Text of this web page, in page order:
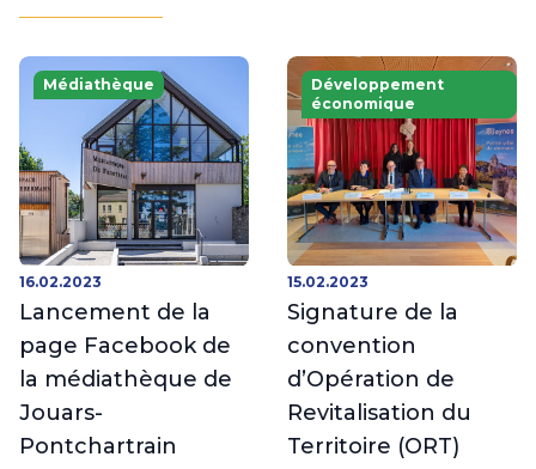
Médiathèque
16.02.2023
Lancement de la
page Facebook de
la médiathèque de
Jouars-
Pontchartrain
Développement
économique
15.02.2023
Signature de la
convention
d’Opération de
Revitalisation du
Territoire (ORT)